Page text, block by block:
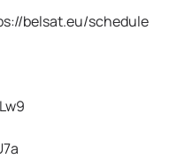
belsat.eu/schedule